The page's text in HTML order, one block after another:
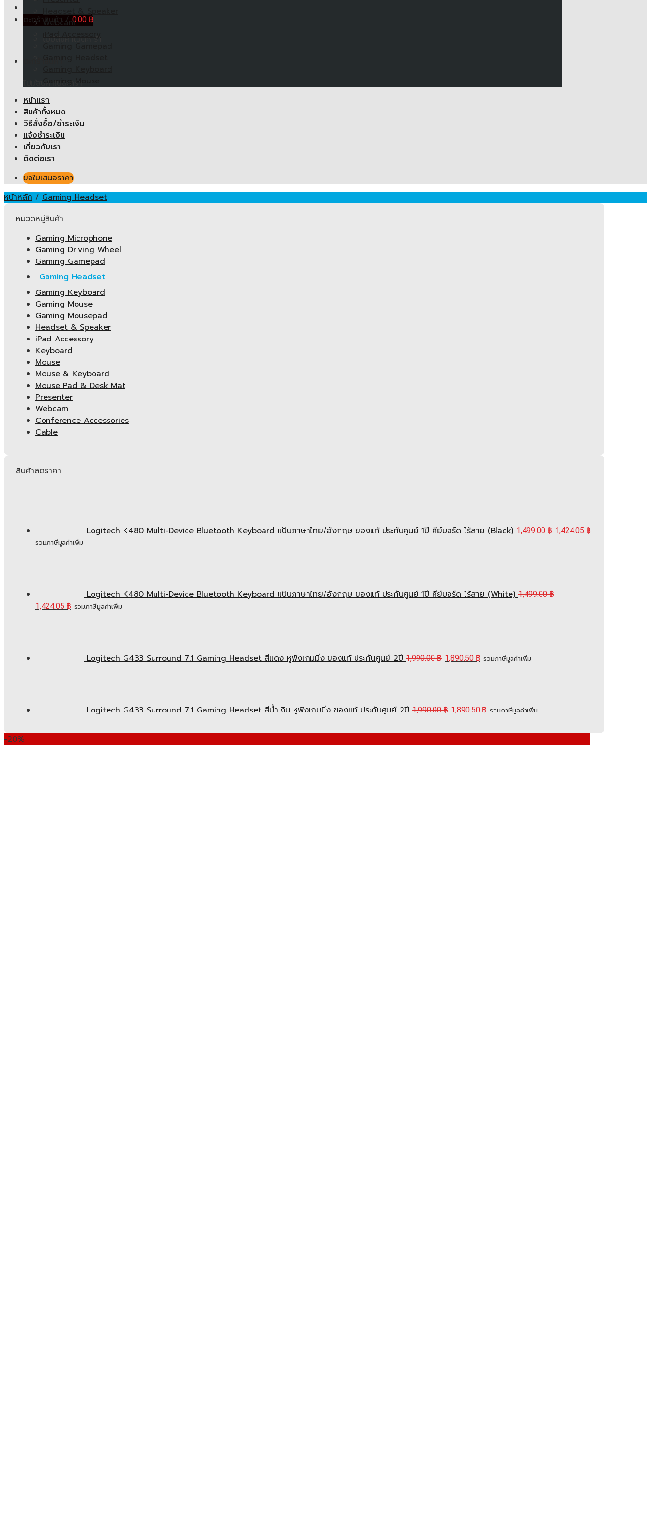
ตะกร้าสินค้า /0.00 ฿
ไม่มีสินค้าในตะกร้า
ไม่มีสินค้าในตะกร้า
Headset & Speaker
Webcam
iPad Accessory
Gaming Mouse
หน้าแรก
สินค้าทั้งหมด
วิธีสั่งซื้อ/ชำระเงิน
แจ้งชำระเงิน
เกี่ยวกับเรา
ติดต่อเรา
ขอใบเสนอราคา
หน้าหลัก / Gaming Headset
หมวดหมู่สินค้า
Gaming Microphone
Gaming Driving Wheel
Gaming Gamepad
Gaming Headset
Gaming Keyboard
Gaming Mouse
Gaming Mousepad
Headset & Speaker
iPad Accessory
Keyboard
Mouse
Mouse & Keyboard
Mouse Pad & Desk Mat
Presenter
Webcam
Conference Accessories
Cable
สินค้าลดราคา
Logitech K480 Multi-Device Bluetooth Keyboard แป้นภาษาไทย/อังกฤษ ของแท้ ประกันศูนย์ 1ปี คีย์บอร์ด ไร้สาย (Black) 1,499.00฿ 1,424.05 ฿
รวมภาษีมูลค่าเพิ่ม
Logitech K480 Multi-Device Bluetooth Keyboard แป้นภาษาไทย/อังกฤษ ของแท้ ประกันศูนย์ 1ปี คีย์บอร์ด ไร้สาย (White) 1,499.00฿
1,424.05 ฿ รวมภาษีมูลค่าเพิ่ม
Logitech G433 Surround 7.1 Gaming Headset สีแดง หูฟังเกมมิ่ง ของแท้ ประกันศูนย์ 2ปี 1,990.00฿ 1,890.50 ฿ รวมภาษีมูลค่าเพิ่ม
Logitech G433 Surround 7.1 Gaming Headset สีน้ำเงิน หูฟังเกมมิ่ง ของแท้ ประกันศูนย์ 2ปี 1,990.00฿ 1,890.50 ฿ รวมภาษีมูลค่าเพิ่ม
-20%